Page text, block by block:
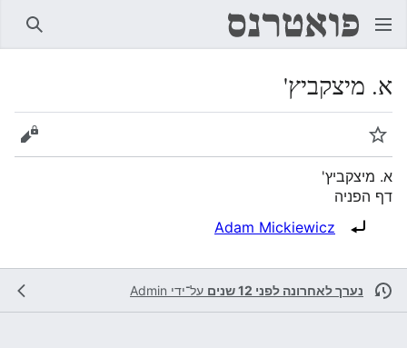
א. מיצקביץ'
מעקב
א. מיצקביץ'
דף הפניה
הפניה ל:
Adam Mickiewicz
נערך לאחרונה לפני 12 שנים על־ידי Admin